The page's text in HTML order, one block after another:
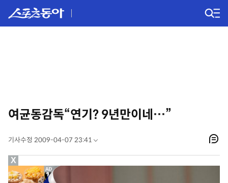
여균동감독“연기? 9년만이네…”
기사수정 2009-04-07 23:41
X